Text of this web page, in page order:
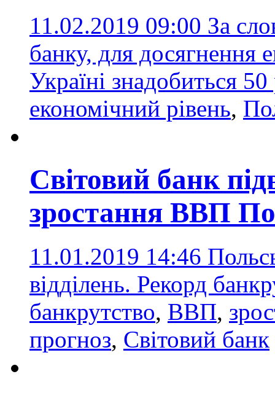
11.02.2019 09:00 За
банку, для досягнення
Україні знадобиться
економічний рівень,
Світовий банк
зростання ВВП
11.01.2019 14:46
відділень. Рекорд
банкрутство, ВВП,
прогноз, Світовий банк